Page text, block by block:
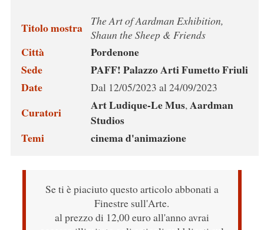
Titolo mostra
The Art of Aardman Exhibition,
Shaun the Sheep & Friends
Città
Pordenone
Sede
PAFF! Palazzo Arti Fumetto Friuli
Date
Dal 12/05/2023 al 24/09/2023
Curatori Art Ludique-Le Mus,Aardman
Studios
Temi
cinema d'animazione
Se ti è piaciuto questo articolo abbonati a
Finestre sull'Arte.
al prezzo di 12,00 euro all'anno avrai